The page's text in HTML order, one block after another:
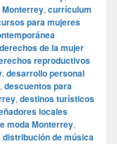
, currículum
para mujeres
derechos de la mujer
reproductivos
, desarrollo personal
, descuentos para
, destinos turísticos
locales
moda Monterrey,
distribución de música